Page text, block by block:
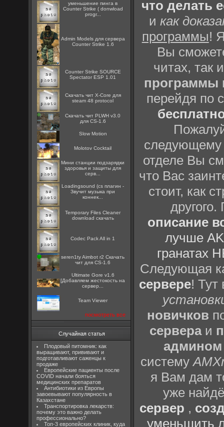
уменьшение пинга в
Counter Strike ( donwload
progr...
Admin Models для сервера
Counter Strike 1.6
Counter Strike SOURCE
Spectator ESP 1.01
Скачать чит X-Core для
steam 48 protocol
Скачать чит PLWH v3.0
для CS-1.6
Slow Motion
Molotov Cocktail
Мини станции подзарядки
здоровья и защиты для
серв...
Loadingsound (cs плагин -
Звучит музыка при
коннек...
Temporary Files Cleaner
download скачать
Codec Pack All in 1
seren1ty Aimbot r2 Скачать
чит для CS-1.6
Ultimate Gore v1.6
[Добавляем жестокость на
сервер...
Team Viewer
посмотреть все
Случайная статья
Плодовый питомник: как
выращивают, прививают и
подготавливают саженцы к
продаже
Европейские пациенты после
COVID начали бояться
медицинских препаратов
Антибиотики из Европы
завоевывают популярность в
Казахстане
Транспортировка лекарств:
почему это важно делать
профессионально?
Топ-3 европейских клиник, куда
что делать
икак
программы!
Вы
читах, так
программы
перейдя по
отделе Вы
что Вас
стоит, как
описание
лучше
гранатах
Следующая
сервере! Тут
новичков
сервераи
админом
систему
я Вам дам
уже
сервер ,
уменьшить